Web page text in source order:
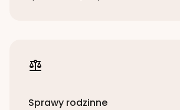
Sprawy rodzinne